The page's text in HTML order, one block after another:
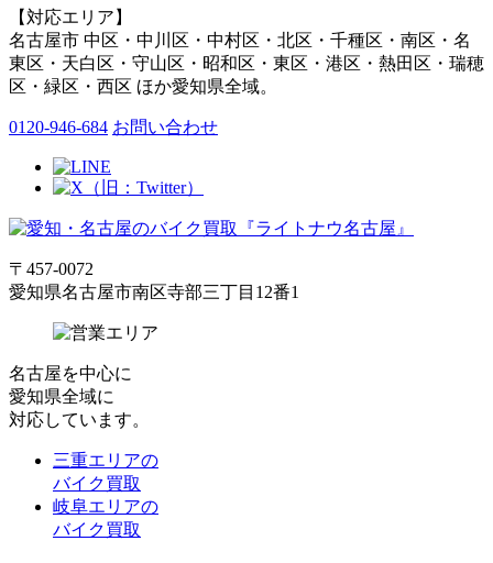
【対応エリア】
名古屋市 中区・中川区・中村区・北区・千種区・南区・名
東区・天白区・守山区・昭和区・東区・港区・熱田区・瑞穂
区・緑区・西区 ほか愛知県全域。
0120-946-684 お問い合わせ
〒457-0072
愛知県名古屋市南区寺部三丁目12番1
名古屋を中心に
愛知県全域に
対応しています。
三重エリアの
バイク買取
岐阜エリアの
バイク買取